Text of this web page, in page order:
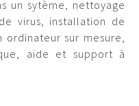
un sytème, nettoyage
virus, installation de
sur mesure,
aide et support à